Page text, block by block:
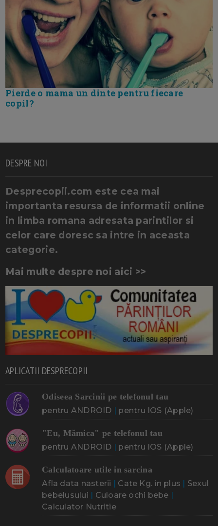
Pierde o mama un dinte pentru fiecare
copil?
DESPRE NOI
Desprecopii.com este cea mai
importanta resursa de informatii online
in limba romana adresata parintilor si
celor care doresc sa intre in aceasta
categorie.
Mai multe despre noi aici >>
APLICATII DESPRECOPII
Odiseea Sarcinii pe telefonul tau
pentru ANDROID | pentru IOS (Apple)
"Eu, Mămica" pe telefonul tau
pentru ANDROID | pentru IOS (Apple)
Calculatoare utile in sarcina
Afla data nasterii | Cate Kg. in plus | Sexul
bebelusului | Culoare ochi bebe |
Calculator Nutritie